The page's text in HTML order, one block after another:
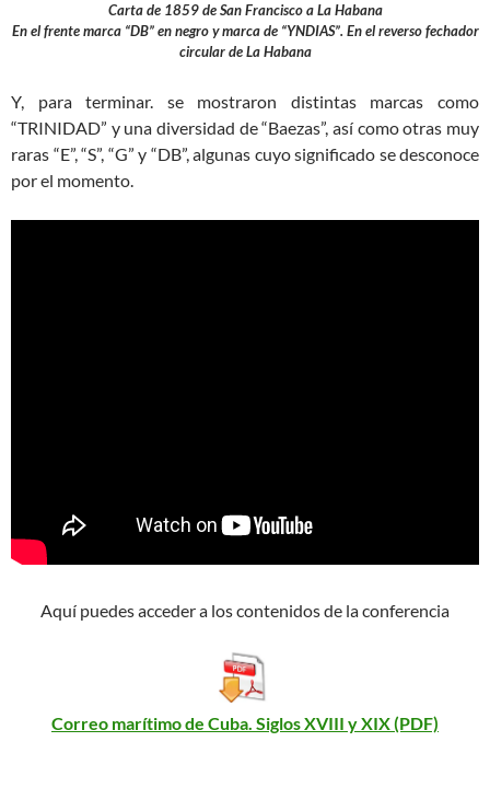
Carta de 1859 de San Francisco a La Habana
En el frente marca “DB” en negro y marca de “YNDIAS”. En el reverso fechador
circular de La Habana
Y, para terminar. se mostraron distintas marcas como
“TRINIDAD” y una diversidad de “Baezas”, así como otras muy
raras “E”, “S”, “G” y “DB”, algunas cuyo significado se desconoce
por el momento.
Aquí puedes acceder a los contenidos de la conferencia
Correo marítimo de Cuba. Siglos XVIII y XIX (PDF)